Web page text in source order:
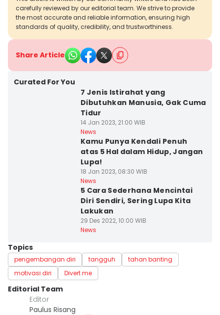
carefully reviewed by our editorial team. We strive to provide
the most accurate and reliable information, ensuring high
standards of quality, credibility, and trustworthiness.
Share Article
Curated For You
7 Jenis Istirahat yang
Dibutuhkan Manusia, Gak Cuma
Tidur
14 Jan 2023, 21:00 WIB
News
Kamu Punya Kendali Penuh
atas 5 Hal dalam Hidup, Jangan
Lupa!
18 Jan 2023, 08:30 WIB
News
5 Cara Sederhana Mencintai
Diri Sendiri, Sering Lupa Kita
Lakukan
29 Des 2022, 10:00 WIB
News
Topics
pengembangan diri tangguh
tahan banting
motivasi diri
Divert me
Editorial Team
Editor
Paulus Risang